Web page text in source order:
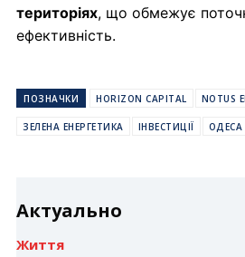
територіях, що обмежує
ефективність.
ПОЗНАЧКИ HORIZON CAPITAL NOTUS
ЗЕЛЕНА ЕНЕРГЕТИКА ІНВЕСТИЦІЇ ОДЕСА
Актуально
Життя